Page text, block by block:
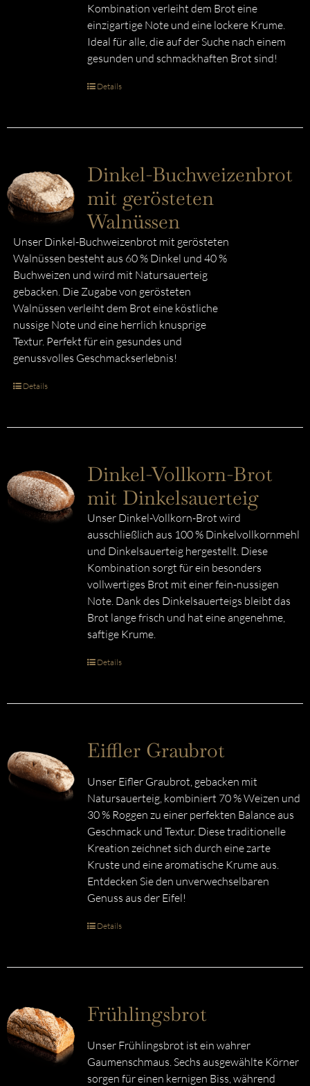
Kombination verleiht dem Brot eine
einzigartige Note und eine lockere Krume.
Ideal für alle, die auf der Suche nach einem
gesunden und schmackhaften Brot sind!
Details
Dinkel-Buchweizenbrot
mit gerösteten
Walnüssen
Unser Dinkel-Buchweizenbrot mit gerösteten
Walnüssen besteht aus 60 % Dinkel und 40 %
Buchweizen und wird mit Natursauerteig
gebacken. Die Zugabe von gerösteten
Walnüssen verleiht dem Brot eine köstliche
nussige Note und eine herrlich knusprige
Textur. Perfekt für ein gesundes und
genussvolles Geschmackserlebnis!
Details
Dinkel-Vollkorn-Brot
mit Dinkelsauerteig
Unser Dinkel-Vollkorn-Brot wird
ausschließlich aus 100 % Dinkelvollkornmehl
und Dinkelsauerteig hergestellt. Diese
Kombination sorgt für ein besonders
vollwertiges Brot mit einer fein-nussigen
Note. Dank des Dinkelsauerteigs bleibt das
Brot lange frisch und hat eine angenehme,
saftige Krume.
Details
Eiffler Graubrot
Unser Eifler Graubrot, gebacken mit
Natursauerteig, kombiniert 70 % Weizen und
30 % Roggen zu einer perfekten Balance aus
Geschmack und Textur. Diese traditionelle
Kreation zeichnet sich durch eine zarte
Kruste und eine aromatische Krume aus.
Entdecken Sie den unverwechselbaren
Genuss aus der Eifel!
Details
Frühlingsbrot
Unser Frühlingsbrot ist ein wahrer
Gaumenschmaus. Sechs ausgewählte Körner
sorgen für einen kernigen Biss, während